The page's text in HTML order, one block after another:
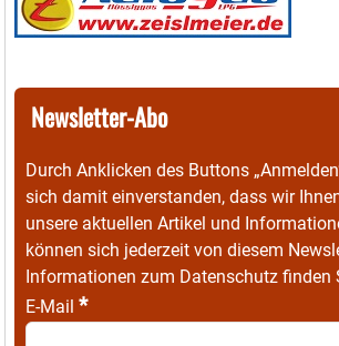
Newsletter-Abo
Durch Anklicken des Buttons
sich damit einverstanden, dass wir
unsere aktuellen Artikel und
können sich jederzeit von diesem
Informationen zum Datenschutz finden
E-Mail *